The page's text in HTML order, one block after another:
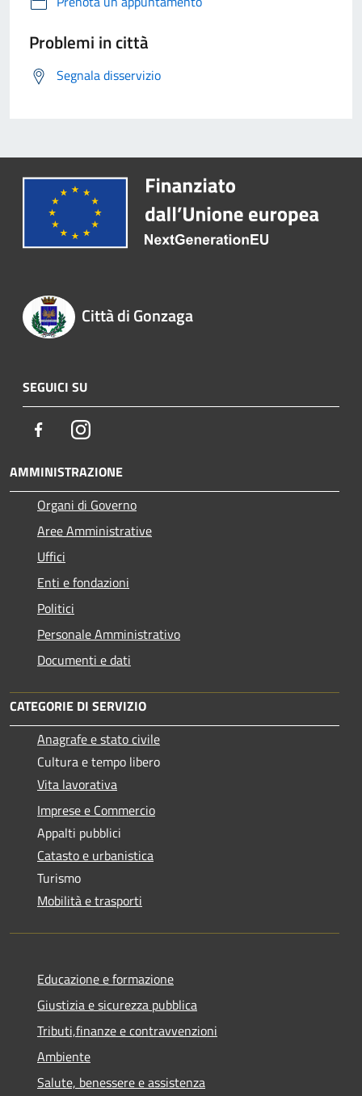
Problemi in città
Segnala disservizio
Città di Gonzaga
SEGUICI SU
FacebookInstagram
AMMINISTRAZIONE
Organi di Governo
Aree Amministrative
Uffici
Enti e fondazioni
Politici
Personale Amministrativo
Documenti e dati
CATEGORIE DI SERVIZIO
Anagrafe e stato civile
Cultura e tempo libero
Vita lavorativa
Imprese e Commercio
Appalti pubblici
Catasto e urbanistica
Turismo
Mobilità e trasporti
Educazione e formazione
Giustizia e sicurezza pubblica
Tributi,finanze e contravvenzioni
Ambiente
Salute, benessere e assistenza